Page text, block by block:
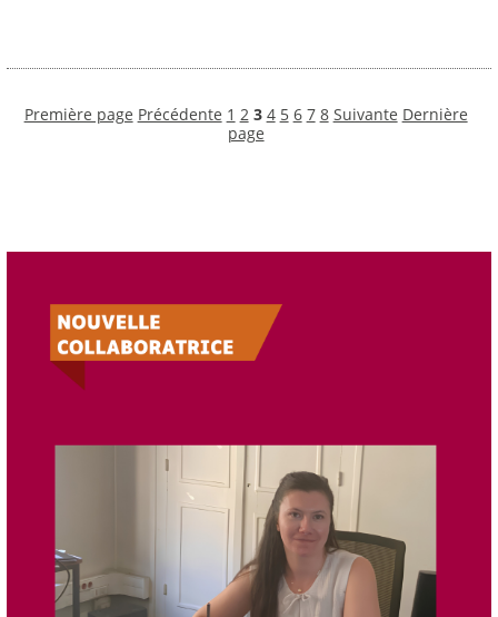
Première page Précédente 1 2 3 4 5 6 7 8 Suivante Dernière
page